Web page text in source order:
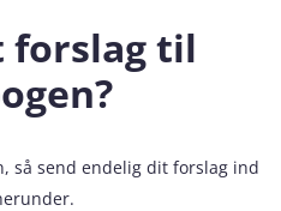
forslag til
så send endelig dit forslag ind